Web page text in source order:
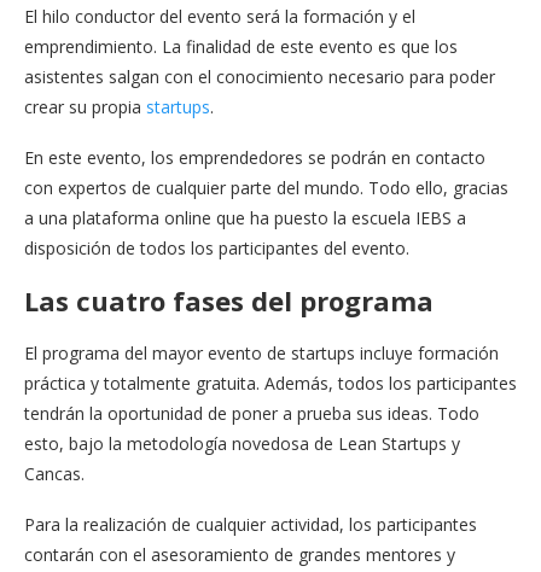
El hilo conductor del evento será la formación y el
emprendimiento. La finalidad de este evento es que los
asistentes salgan con el conocimiento necesario para poder
crear su propia startups.
En este evento, los emprendedores se podrán en contacto
con expertos de cualquier parte del mundo. Todo ello, gracias
a una plataforma online que ha puesto la escuela IEBS a
disposición de todos los participantes del evento.
Las cuatro fases del programa
El programa del mayor evento de startups incluye formación
práctica y totalmente gratuita. Además, todos los participantes
tendrán la oportunidad de poner a prueba sus ideas. Todo
esto, bajo la metodología novedosa de Lean Startups y
Cancas.
Para la realización de cualquier actividad, los participantes
contarán con el asesoramiento de grandes mentores y